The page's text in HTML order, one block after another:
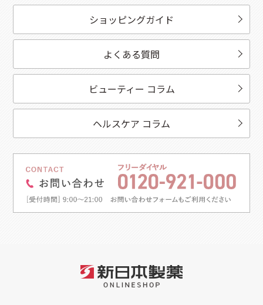
ショッピングガイド
よくある質問
ビューティー コラム
ヘルスケア コラム